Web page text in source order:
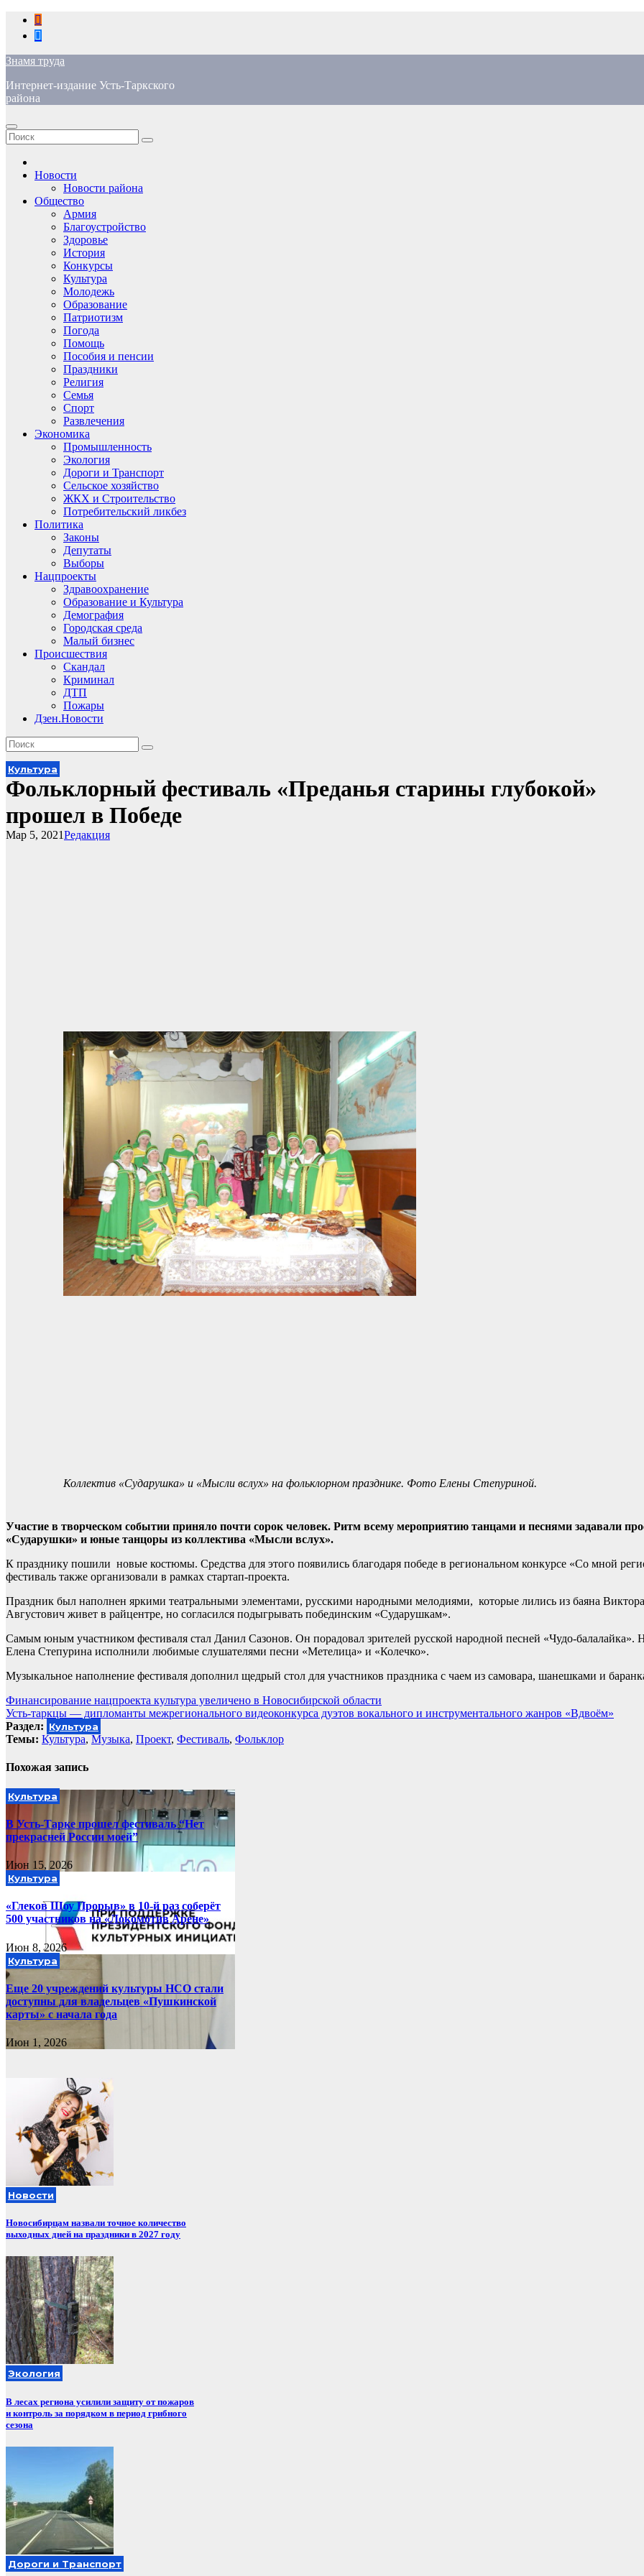
Перейти
содержимому
Знамя труда
Интернет-издание Усть-Таркского
района
Новости
Новости района
Общество
Армия
Благоустройство
Здоровье
История
Конкурсы
Культура
Молодежь
Образование
Патриотизм
Погода
Помощь
Пособия и пенсии
Праздники
Религия
Семья
Спорт
Развлечения
Экономика
Промышленность
Экология
Дороги и Транспорт
Сельское хозяйство
ЖКХ и Строительство
Потребительский ликбез
Политика
Законы
Депутаты
Выборы
Нацпроекты
Здравоохранение
Образование и Культура
Демография
Городская среда
Малый бизнес
Происшествия
Скандал
Криминал
ДТП
Пожары
Дзен.Новости
Культура
Фольклорный фестиваль «Преданья старины глубокой»
прошел в Победе
Редакция
Мар 5, 2021
Коллектив «Сударушка» и «Мысли вслух» на фольклорном празднике. Фото Елены Степуриной.
Участие в творческом событии приняло почти сорок человек. Ритм всему мероприятию танцами и песнями задавали
«Сударушки» и юные танцоры из коллектива «Мысли вслух».
К празднику пошили новые костюмы. Средства для этого появились благодаря победе в региональном конкурсе «Со мной
фестиваль также организовали в рамках стартап-проекта.
Праздник был наполнен яркими театральными элементами, русскими народными мелодиями, которые лились из баяна
Августович живет в райцентре, но согласился подыгрывать побединским «Сударушкам».
Самым юным участником фестиваля стал Данил Сазонов. Он порадовал зрителей русской народной песней «Чудо-балалайка».
Елена Степурина исполнили любимые слушателями песни «Метелица» и «Колечко».
Музыкальное наполнение фестиваля дополнил щедрый стол для участников праздника с чаем из самовара, шанешками и
Навигация
по
записям
Финансирование нацпроекта культура увеличено в Новосибирской области
Усть-таркцы — дипломанты межрегионального видеоконкурса дуэтов вокального и инструментального жанров «Вдвоём»
Раздел: Культура
Темы: Культура, Музыка, Проект, Фестиваль, Фольклор
Похожая запись
Культура
В Усть-Тарке прошел фестиваль “Нет
прекрасней России моей”
Июн 15, 2026
Культура
«Глеков Шоу Прорыв» в 10-й раз соберёт
500 участников на «Локомотив Арене»
Июн 8, 2026
Культура
Еще 20 учреждений культуры НСО стали
доступны для владельцев «Пушкинской
карты» с начала года
Июн 1, 2026
Новости
Новосибирцам назвали точное количество
выходных дней на праздники в 2027 году
Экология
В лесах региона усилили защиту от пожаров
и контроль за порядком в период грибного
сезона
Дороги и Транспорт